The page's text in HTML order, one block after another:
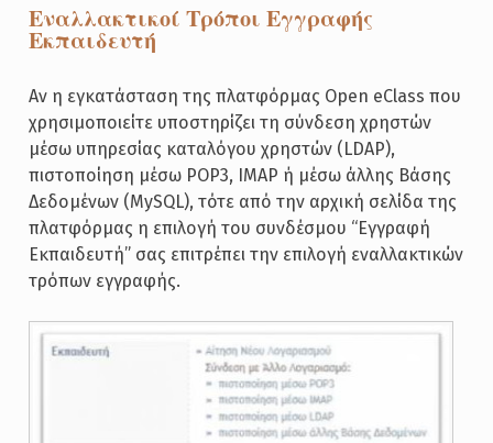
Εναλλακτικοί Τρόποι Εγγραφής
Εκπαιδευτή
Αν η εγκατάσταση της πλατφόρμας Open eClass που
χρησιμοποιείτε υποστηρίζει τη σύνδεση χρηστών
μέσω υπηρεσίας καταλόγου χρηστών (LDAP),
πιστοποίηση μέσω POP3, ΙΜΑΡ ή μέσω άλλης Βάσης
Δεδομένων (MySQL), τότε από την αρχική σελίδα της
πλατφόρμας η επιλογή του συνδέσμου “Εγγραφή
Εκπαιδευτή” σας επιτρέπει την επιλογή εναλλακτικών
τρόπων εγγραφής.